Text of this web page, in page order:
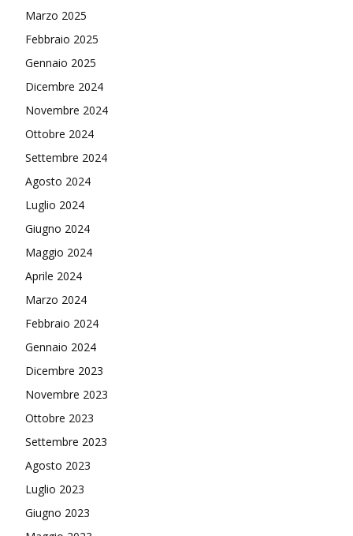
Marzo 2025
Febbraio 2025
Gennaio 2025
Dicembre 2024
Novembre 2024
Ottobre 2024
Settembre 2024
Agosto 2024
Luglio 2024
Giugno 2024
Maggio 2024
Aprile 2024
Marzo 2024
Febbraio 2024
Gennaio 2024
Dicembre 2023
Novembre 2023
Ottobre 2023
Settembre 2023
Agosto 2023
Luglio 2023
Giugno 2023